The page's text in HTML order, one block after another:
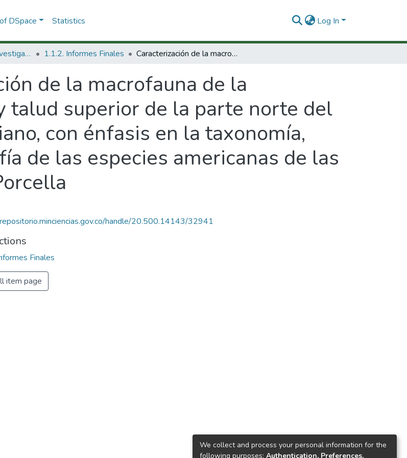
DSpace Statistics Log In
1.1 Productos de investigación 1.1.2. Informes Finales Caracterización de la macrofauna de la plataforma continental y talud superior de la parte norte del Océano Pacífico colombiano, con énfasis en la taxonomía, sistemática y biogeografía de las especies americanas de las familias de crustáceos Porcella
de la macrofauna de la
talud superior de la parte norte del
con énfasis en la taxonomía,
de las especies americanas de las
handle/20.500.14143/32941
Finales
item page
We collect and process your personal information for the
following purposes: Authentication, Preferences,